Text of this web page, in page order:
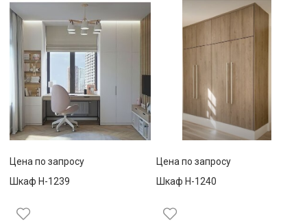
Цена по запросу
Шкаф Н-1239
Цена по запросу
Шкаф Н-1240